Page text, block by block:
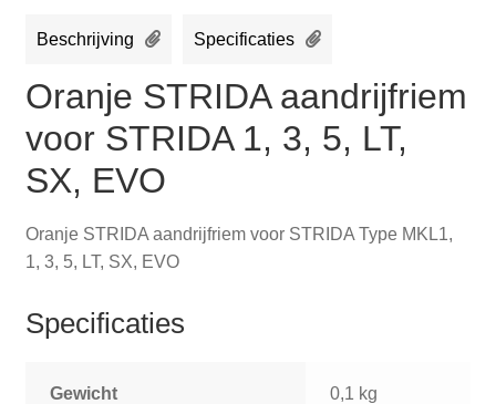
Beschrijving Specificaties
Oranje STRIDA aandrijfriem
voor STRIDA 1, 3, 5, LT,
SX, EVO
Oranje STRIDA aandrijfriem voor STRIDA Type MKL1,
1, 3, 5, LT, SX, EVO
Specificaties
Gewicht 0,1 kg